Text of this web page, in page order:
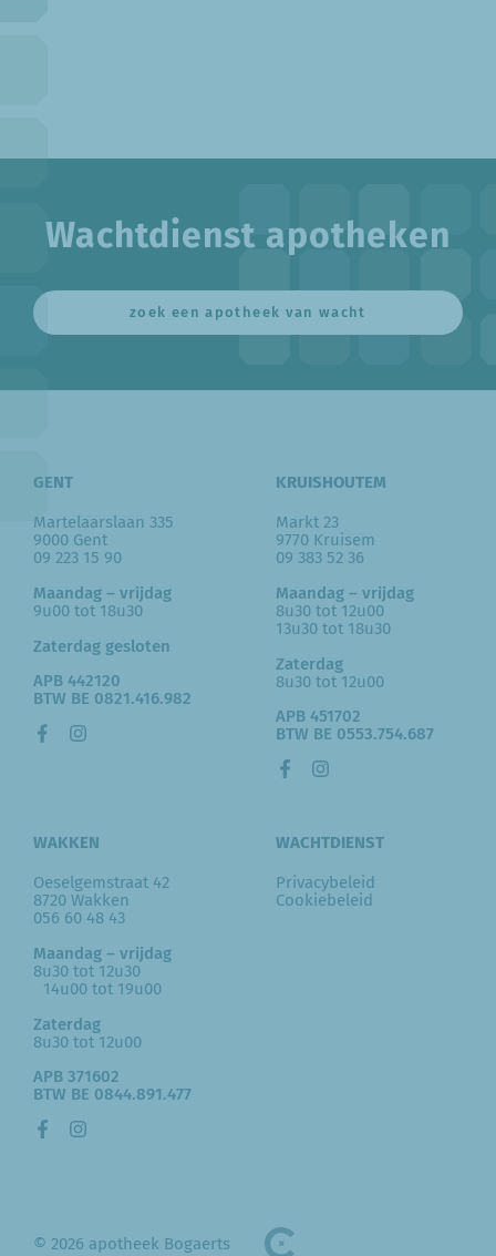
Wachtdienst apotheken
zoek een apotheek van wacht
GENT
Martelaarslaan 335
9000 Gent
09 223 15 90
Maandag – vrijdag
9u00 tot 18u30
Zaterdag gesloten
APB 442120
BTW BE 0821.416.982
KRUISHOUTEM
Markt 23
9770 Kruisem
09 383 52 36
Maandag – vrijdag
8u30 tot 12u00
13u30 tot 18u30
Zaterdag
8u30 tot 12u00
APB 451702
BTW BE 0553.754.687
WAKKEN
Oeselgemstraat 42
8720 Wakken
056 60 48 43
Maandag – vrijdag
8u30 tot 12u30
14u00 tot 19u00
Zaterdag
8u30 tot 12u00
APB 371602
BTW BE 0844.891.477
WACHTDIENST
Privacybeleid
Cookiebeleid
© 2026 apotheek Bogaerts